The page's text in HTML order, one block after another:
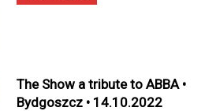
The Show a tribute to ABBA •
Bydgoszcz • 14.10.2022